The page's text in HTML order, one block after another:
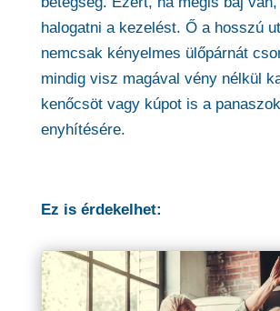
halogatni a kezelést. Ő a hosszú
nemcsak kényelmes ülőpárnát
mindig visz magával vény nélkül
kenőcsöt vagy kúpot is a panaszok
enyhítésére.
Ez is érdekelhet: